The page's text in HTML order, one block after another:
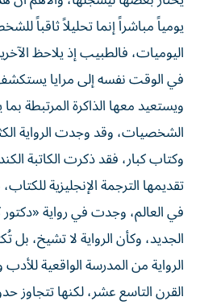
يومياً مباشراً إنما تحليلاً ثاقباً
اليوميات، فالطبيب إذ يلاحظ
في الوقت نفسه إلى مرايا
ويستعيد معها الذاكرة المرتبطة
الشخصيات، وقد وجدت الرواية
وكتاب كبار، فقد ذكرت الكاتبة
تقديمها الترجمة الإنجليزية
في العالم، وجدت في رواية
الجديد، وكأن الرواية لا تشيخ،
الرواية من المدرسة الواقعية
القرن التاسع عشر، لكنها تتجاوز